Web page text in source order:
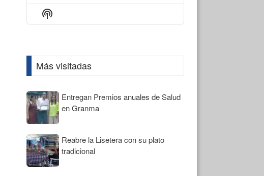
Episode
Episodes
Episode
Show
Podcast
Más visitadas
Entregan Premios anuales de Salud
en Granma
Reabre la Lisetera con su plato
tradicional